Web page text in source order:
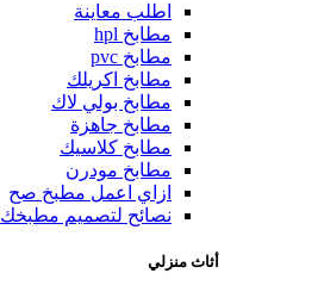
اطلب معاينة
مطابخ hpl
مطابخ pvc
مطابخ اكريلك
مطابخ بولي لاك
مطابخ جاهزة
مطابخ كلاسيك
مطابخ مودرن
ازاي اعمل مطبخ صح
نصائح لتصميم مطبخك
أثاث منزلي